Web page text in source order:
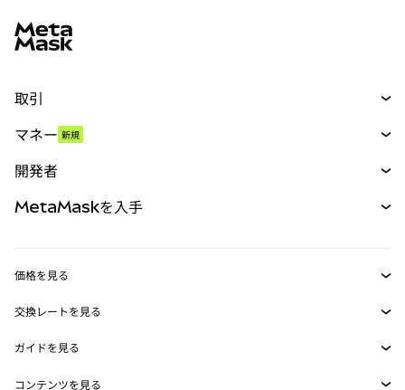
取引
パーペチュアル
RWA
マネー 新規
開発者
MetaMask Connect
Snaps
Web3サービス
MetaMaskを入手
セキュリティ
価格を見る
イーサリアムの価格
Solanaの価格
交換レートを見る
ETH→USD
USDT→INR
ガイドを見る
コンテンツを見る